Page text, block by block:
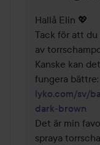
Hallå Elin 💖
Tack för att
av
Kanske kan
lyko.com/sv/
dark-brown
Det är min
spraya